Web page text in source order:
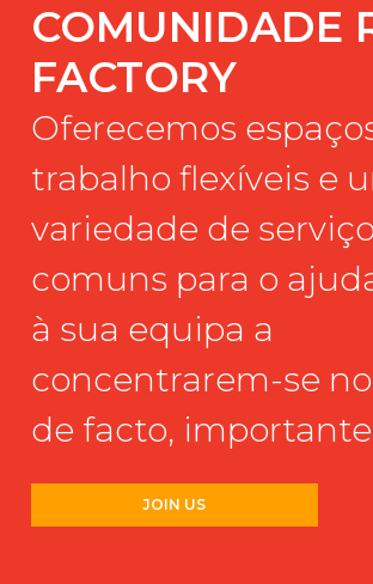
COMUNIDADE
FACTORY
Oferecemos
trabalho flexíveis e
variedade de
comuns para o
à sua equipa a
concentrarem-se no
de facto,
JOIN US